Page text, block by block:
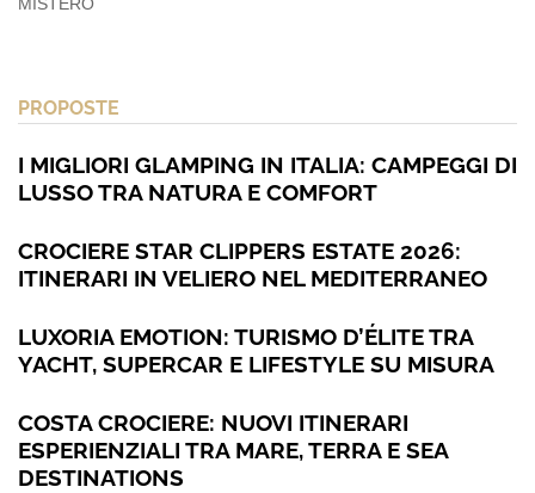
MISTERO
PROPOSTE
I MIGLIORI GLAMPING IN ITALIA: CAMPEGGI DI
LUSSO TRA NATURA E COMFORT
CROCIERE STAR CLIPPERS ESTATE 2026:
ITINERARI IN VELIERO NEL MEDITERRANEO
LUXORIA EMOTION: TURISMO D’ÉLITE TRA
YACHT, SUPERCAR E LIFESTYLE SU MISURA
COSTA CROCIERE: NUOVI ITINERARI
ESPERIENZIALI TRA MARE, TERRA E SEA
DESTINATIONS